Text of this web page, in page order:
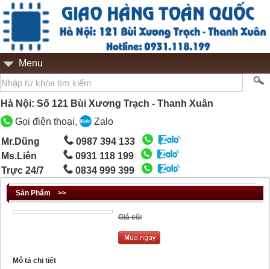
Menu
Hà Nội: Số 121 Bùi Xương Trạch - Thanh Xuân
Gọi điện thoại,
Zalo
Mr.Dũng
0987 394 133
Ms.Liên
0931 118 199
Trực 24/7
0834 999 399
Sản Phẩm >>
Giá cũ:
Mô tả chi tiết